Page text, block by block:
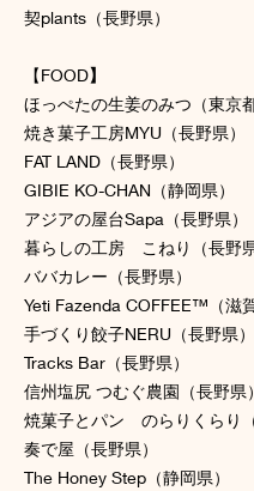
契plants（長野県）
【FOOD】
ほっぺたの生姜のみつ（東京都
焼き菓子工房MYU（長野県）
FAT LAND（長野県）
GIBIE KO-CHAN（静岡県）
アジアの屋台Sapa（長野県）
暮らしの工房 こねり（長野県
ババカレー（長野県）
Yeti Fazenda COFFEE™︎（滋賀
手づくり餃子NERU（長野県）
Tracks Bar（長野県）
信州塩尻 つむぐ農園（長野県）
焼菓子とパン のらりくらり（
奏で屋（長野県）
The Honey Step（静岡県）